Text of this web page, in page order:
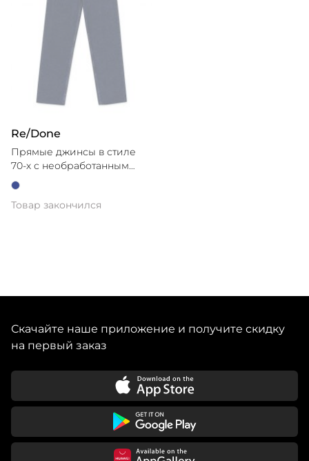
Re/Done
Прямые джинсы в стиле
70-х с необработанным
краем
Товар закончился
Скачайте наше приложение и получите скидку
на первый заказ